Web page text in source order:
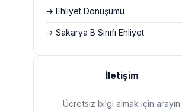
→ Ehliyet Dönüşümü
→ Sakarya B Sınıfı Ehliyet
İletişim
Ücretsiz bilgi almak için arayın: